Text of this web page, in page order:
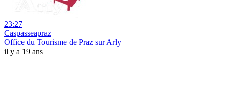
23:27
Caspasseapraz
Office du Tourisme de Praz sur Arly
il y a 19 ans